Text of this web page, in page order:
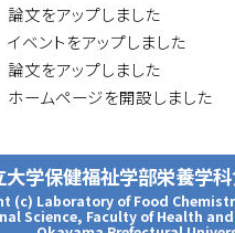
論文をアップしました
イベントをアップしました
論文をアップしました
ホームページを開設しました
大学保健福祉学部栄養学
(c) Laboratory of Food
Science, Faculty of Health and